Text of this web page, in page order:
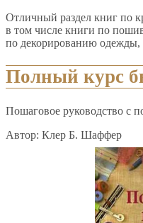
Отличный раздел книг по
в том числе книги по
по декорированию одежды,
Полный курс
Пошаговое руководство с
Автор: Клер Б. Шаффер